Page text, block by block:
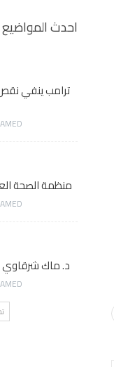
احدث المواضيع
ترامب ينفي نقص
منظمة الصحة
د. ماك شرقاوي